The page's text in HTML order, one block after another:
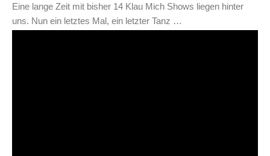
Eine lange Zeit mit bisher 14 Klau Mich Shows liegen hinter
uns. Nun ein letztes Mal, ein letzter Tanz …